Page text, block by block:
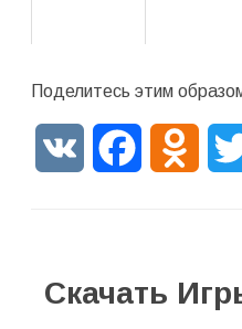
Поделитесь этим
VK Facebook
Скачать